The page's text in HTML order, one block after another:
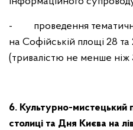
- проведення
на Софійській площі 28
(тривалістю не менше ніж
6. Культурно-мистецький
столиці та Дня Києва на